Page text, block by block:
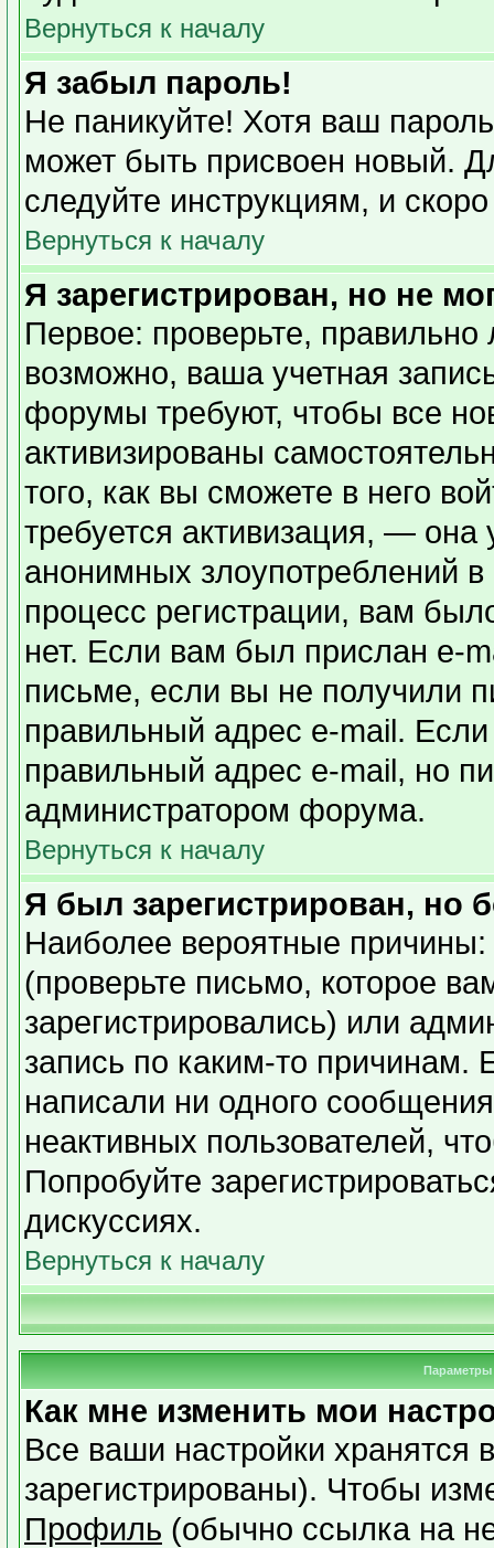
Вернуться к началу
Я забыл пароль!
Не паникуйте! Хотя ваш
может быть присвоен новый.
следуйте инструкциям, и
Вернуться к началу
Я зарегистрирован, но не
Первое: проверьте,
возможно, ваша учетная
форумы требуют, чтобы все
активизированы
того, как вы сможете в него
требуется активизация, —
анонимных злоупотреблений
процесс регистрации, вам
нет. Если вам был прислан e-
письме, если вы не получили
правильный адрес e-mail.
правильный адрес e-mail, но
администратором форума.
Вернуться к началу
Я был зарегистрирован, но
Наиболее вероятные
(проверьте письмо, которое
зарегистрировались) или
запись по каким-то причинам.
написали ни одного
неактивных пользователей,
Попробуйте
дискуссиях.
Вернуться к началу
Параметры
Как мне изменить мои
Все ваши настройки хранятся
зарегистрированы). Чтобы
Профиль (обычно ссылка на